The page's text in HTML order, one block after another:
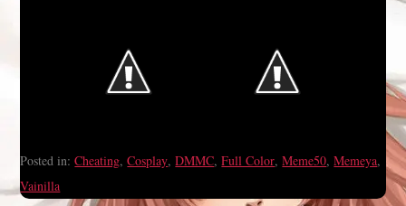
Posted in:Cheating,Cosplay,DMMC,Full Color,Meme50,Memeya,
Vainilla